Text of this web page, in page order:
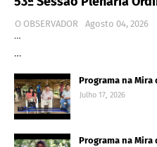
O OBSERVADOR
Agosto 04, 2026
…
…
Programa na Mira
Julho 17, 2026
Programa na Mira